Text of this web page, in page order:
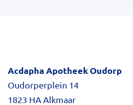
Acdapha Apotheek Oudorp
Oudorperplein 14
1823 HA Alkmaar